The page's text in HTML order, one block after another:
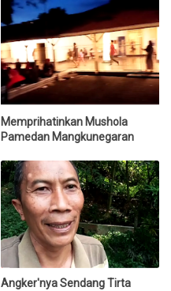
Memprihatinkan Mushola
Pamedan Mangkunegaran
Angker'nya Sendang Tirta